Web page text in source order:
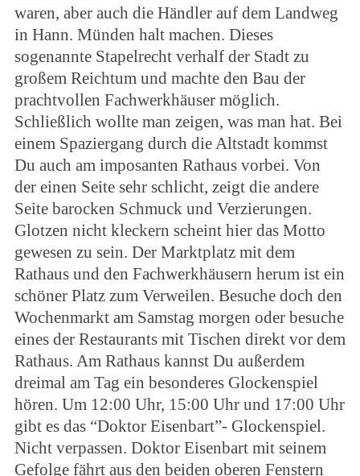
waren, aber auch die Händler auf dem Landweg
in Hann. Münden halt machen. Dieses
sogenannte Stapelrecht verhalf der Stadt zu
großem Reichtum und machte den Bau der
prachtvollen Fachwerkhäuser möglich.
Schließlich wollte man zeigen, was man hat. Bei
einem Spaziergang durch die Altstadt kommst
Du auch am imposanten Rathaus vorbei. Von
der einen Seite sehr schlicht, zeigt die andere
Seite barocken Schmuck und Verzierungen.
Glotzen nicht kleckern scheint hier das Motto
gewesen zu sein. Der Marktplatz mit dem
Rathaus und den Fachwerkhäusern herum ist ein
schöner Platz zum Verweilen. Besuche doch den
Wochenmarkt am Samstag morgen oder besuche
eines der Restaurants mit Tischen direkt vor dem
Rathaus. Am Rathaus kannst Du außerdem
dreimal am Tag ein besonderes Glockenspiel
hören. Um 12:00 Uhr, 15:00 Uhr und 17:00 Uhr
gibt es das “Doktor Eisenbart”- Glockenspiel.
Nicht verpassen. Doktor Eisenbart mit seinem
Gefolge fährt aus den beiden oberen Fenstern